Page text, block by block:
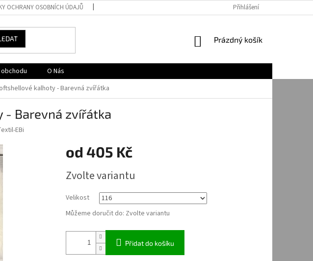
OCHRANY OSOBNÍCH ÚDAJŮ Přihlášení
NÁKUPNÍ
Prázdný košík
O Nás
kalhoty - Barevná zvířátka
Barevná zvířátka
EBi
od 405 Kč
cena:
Zvolte variantu
Velikost
Můžeme doručit do: Zvolte variantu
Přidat do košíku